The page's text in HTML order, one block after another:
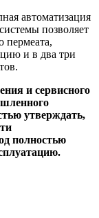
автоматизация
позволяет
пермеата,
и в два три
и сервисного
утверждать,
полностью